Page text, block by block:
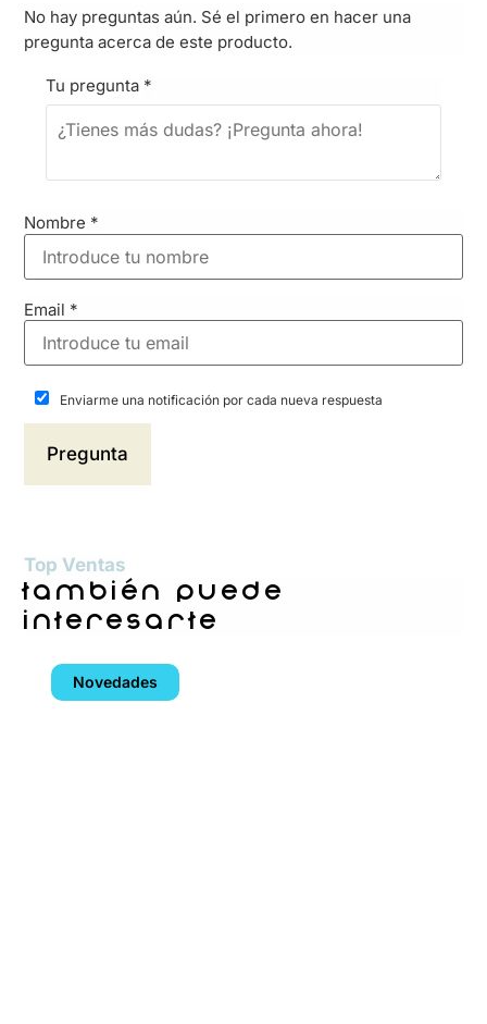
No hay preguntas aún. Sé el primero en hacer una
pregunta acerca de este producto.
Tu pregunta *
Nombre *
Email *
Enviarme una notificación por cada nueva respuesta
Top Ventas
también puede
interesarte
Novedades